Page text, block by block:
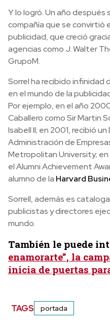
Y lo logró. Un año después
compañía que se convirtió
publicidad, que creció
agencias como J. Walter
GrupoM.
Sorrel ha recibido infinidad
en el mundo de la
Por ejemplo, en el año
Caballero como Sir Martin
Isabell II; en 2001, recibió
Administración de
Metropolitan University;
el Alumni Achievement
alumno de la Harvard
Sorrell, además es
publicistas y directores
mundo.
También le puede
enamorarte”, la
inicia de puertas
TAGS portada